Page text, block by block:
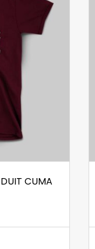
CUMA